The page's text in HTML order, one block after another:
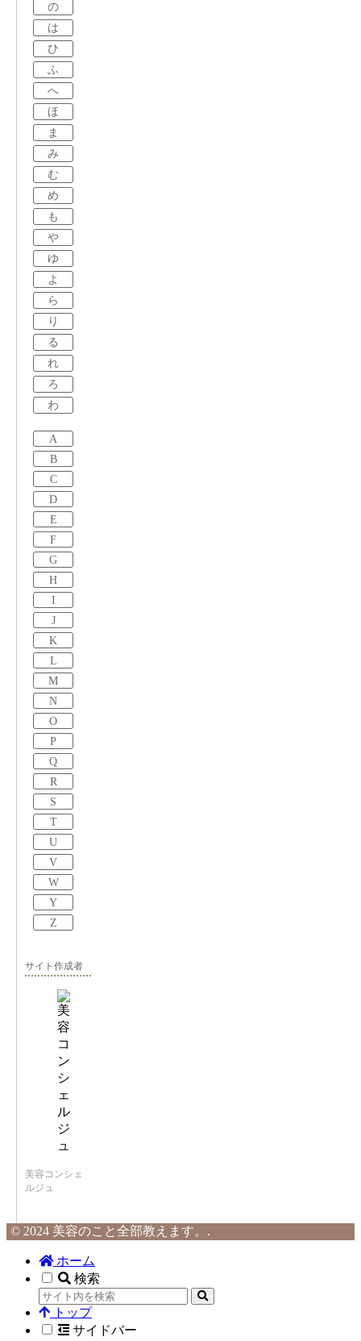
の
は
ひ
ふ
へ
ほ
ま
み
む
め
も
や
ゆ
よ
ら
り
る
れ
ろ
わ
A
B
C
D
E
F
G
H
I
J
K
L
M
N
O
P
Q
R
S
T
U
V
W
Y
Z
サイト作成者
美容コンシェ
ルジュ
© 2024 美容のこと全部教えます。.
ホーム
検索
トップ
サイドバー